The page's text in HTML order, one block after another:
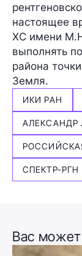
настоящее
XC имени
выполнять
района
Земля.
ИКИ РАН
АЛЕКСАНДР
СПЕКТР-РГН
Вас может